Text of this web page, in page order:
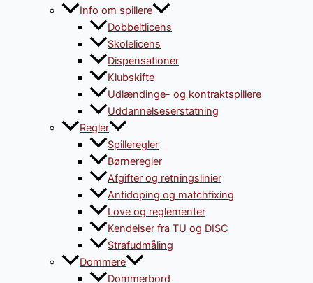
Info om spillere
Dobbeltlicens
Skolelicens
Dispensationer
Klubskifte
Udlændinge- og kontraktspillere
Uddannelseserstatning
Regler
Spilleregler
Børneregler
Afgifter og retningslinier
Antidoping og matchfixing
Love og reglementer
Kendelser fra TU og DISC
Strafudmåling
Dommere
Dommerbord